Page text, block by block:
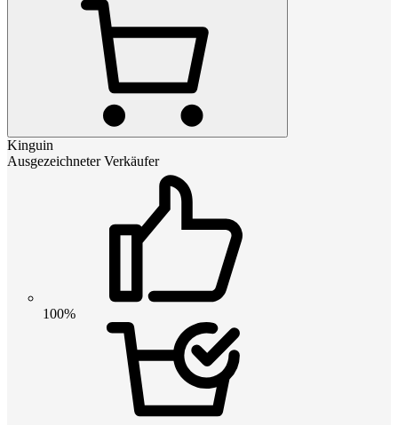
Kinguin
Ausgezeichneter Verkäufer
100%